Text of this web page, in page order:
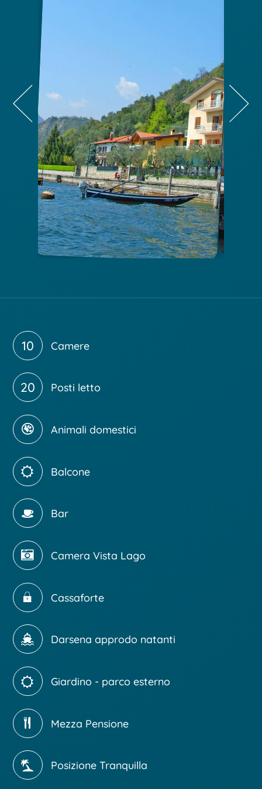
10 Camere
20 Posti letto
Animali domestici
Balcone
Bar
Camera Vista Lago
Cassaforte
Darsena approdo natanti
Giardino - parco esterno
Mezza Pensione
Posizione Tranquilla